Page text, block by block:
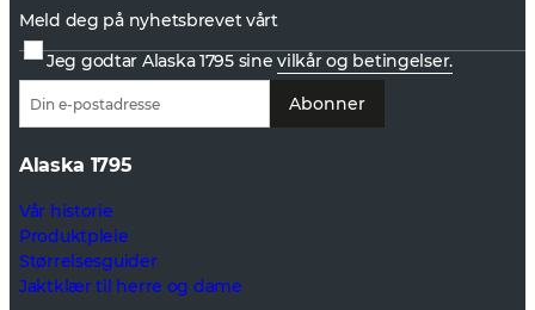
Meld deg på nyhetsbrevet vårt
Jeg godtar Alaska 1795 sinevilkår og betingelser.
Abonner
Alaska 1795
Vår historie
Produktpleie
Størrelsesguider
Jaktklær til herre og dame